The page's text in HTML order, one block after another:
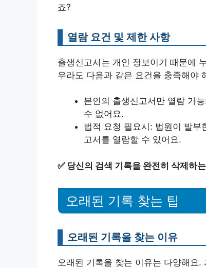
죠?
열람 요건 및 제한 사항
출생신고서는 개인 정보이기 때문에
우라도 다음과 같은 요건을 충족해야
본인의 출생신고서만 열람 가
수 없어요.
법적 요청 필요시: 법원이 발부
고서를 열람할 수 있어요.
✅ 당신의 검색 기록을 완전히 삭제하
오래된 기록 찾는 팁
오래된 기록을 찾는 이유
오래된 기록을 찾는 이유는 다양해요